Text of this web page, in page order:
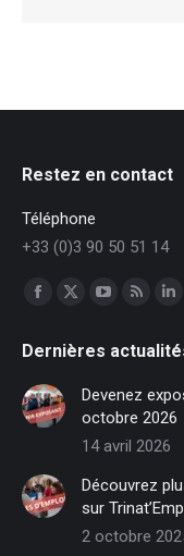
Restez en contact
Téléphone
+33 (0)3 90 50 51 14
Trouvez nous sur :
Facebook
opens
in
new
window
X
opens
new
window
opens
in
new
window
opens
in
new
window
in
Dernières
Devenez
octobre 2026
14 avril 2026
Découvrez
sur
2 octobre